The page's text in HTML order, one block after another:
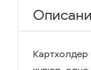
Картхолдер